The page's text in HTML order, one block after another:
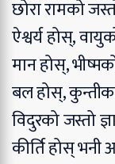
छोरा रामको
ऐश्वर्य होस्,
मान होस्,
बल होस्,
विदुरको जस्तो
कीर्ति होस् भनी